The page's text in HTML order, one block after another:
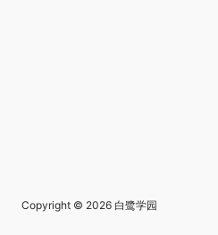
Copyright © 2026 白鹭学园